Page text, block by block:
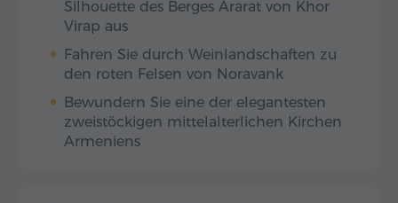
Silhouette des Berges Ararat von Khor
Virap aus
Fahren Sie durch Weinlandschaften zu
den roten Felsen von Noravank
Bewundern Sie eine der elegantesten
zweistöckigen mittelalterlichen Kirchen
Armeniens